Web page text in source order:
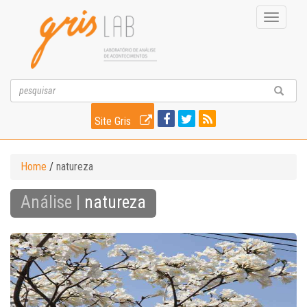
Toggle
Site Gris
Home / natureza
Análise | natureza